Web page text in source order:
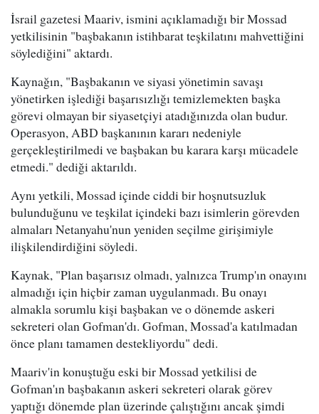
İsrail gazetesi Maariv, ismini açıklamadığı bir Mossad
yetkilisinin "başbakanın istihbarat teşkilatını mahvettiğini
söylediğini" aktardı.
Kaynağın, "Başbakanın ve siyasi yönetimin savaşı
yönetirken işlediği başarısızlığı temizlemekten başka
görevi olmayan bir siyasetçiyi atadığınızda olan budur.
Operasyon, ABD başkanının kararı nedeniyle
gerçekleştirilmedi ve başbakan bu karara karşı mücadele
etmedi." dediği aktarıldı.
Aynı yetkili, Mossad içinde ciddi bir hoşnutsuzluk
bulunduğunu ve teşkilat içindeki bazı isimlerin görevden
almaları Netanyahu'nun yeniden seçilme girişimiyle
ilişkilendirdiğini söyledi.
Kaynak, "Plan başarısız olmadı, yalnızca Trump'ın onayını
almadığı için hiçbir zaman uygulanmadı. Bu onayı
almakla sorumlu kişi başbakan ve o dönemde askeri
sekreteri olan Gofman'dı. Gofman, Mossad'a katılmadan
önce planı tamamen destekliyordu" dedi.
Maariv'in konuştuğu eski bir Mossad yetkilisi de
Gofman'ın başbakanın askeri sekreteri olarak görev
yaptığı dönemde plan üzerinde çalıştığını ancak şimdi